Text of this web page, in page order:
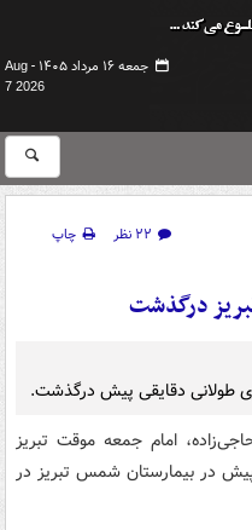
جمعه ۱۶ مرداد ۱۴۰۵ -
Aug
7 2026
۲۲ نظر
چاپ
درگذشت
طولانی دقایقی پیش درگذشت.
امام جمعه موقت تبریز
در بیمارستان شمس تبریز در